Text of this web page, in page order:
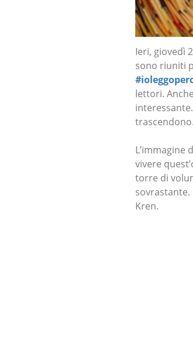
Ieri, giovedì
sono riuniti
lettori.
trascendono.
L’immagine
vivere
torre di
sovrastante.
Kren.